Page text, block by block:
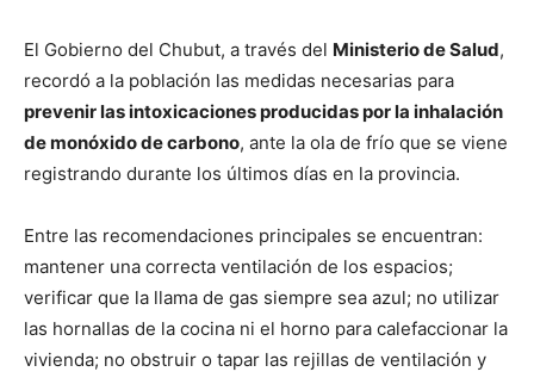
El Gobierno del Chubut, a través del Ministerio de Salud,
recordó a la población las medidas necesarias para
prevenir las intoxicaciones producidas por la inhalación
de monóxido de carbono, ante la ola de frío que se viene
registrando durante los últimos días en la provincia.
Entre las recomendaciones principales se encuentran:
mantener una correcta ventilación de los espacios;
verificar que la llama de gas siempre sea azul; no utilizar
las hornallas de la cocina ni el horno para calefaccionar la
vivienda; no obstruir o tapar las rejillas de ventilación y